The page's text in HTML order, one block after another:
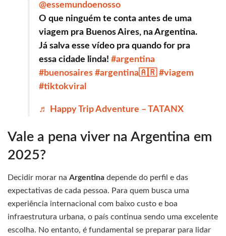
@essemundoenosso
O que ninguém te conta antes de uma
viagem pra Buenos Aires, na Argentina.
Já salva esse vídeo pra quando for pra
essa cidade linda! #argentina
#buenosaires #argentina🇦🇷 #viagem
#tiktokviral
♬ Happy Trip Adventure – TATANX
Vale a pena viver na Argentina em
2025?
Decidir morar na Argentina depende do perfil e das
expectativas de cada pessoa. Para quem busca uma
experiência internacional com baixo custo e boa
infraestrutura urbana, o país continua sendo uma excelente
escolha. No entanto, é fundamental se preparar para lidar